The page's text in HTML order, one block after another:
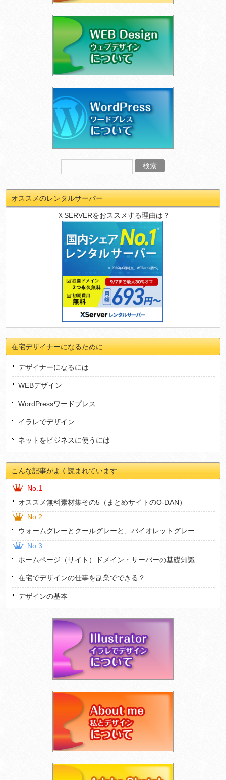
オススメのレンタルサーバー
ＸSERVERをおススメする理由は？
在宅デザイナーになるために
デザイナーになるには
WEBデザイン
WordPressワードプレス
イラレでデザイン
ネットをビジネスに使うには
こんな記事がよく読まれています
No.1
オススメ無料素材集その5（まとめサイトのO-DAN）
No.2
ウォームグレーとクールグレーと、バイオレットグレー
No.3
ホームページ（サイト）ドメイン・サーバーの基礎知識
在宅でデザインの仕事を副業でできる？
デザインの基本